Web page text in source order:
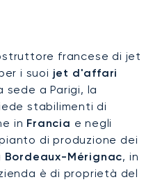
francese di jet
i suoi jet d'affari
sede a Parigi, la
stabilimenti di
in Francia e negli
di produzione dei
Bordeaux-Mérignac, in
è di proprietà del